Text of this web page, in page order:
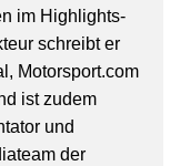
im Highlights-
schreibt er
Motorsport.com
ist zudem
und
der